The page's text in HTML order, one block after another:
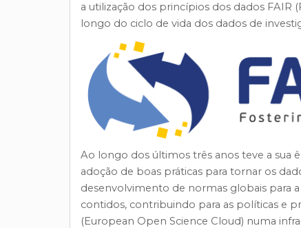
a utilização dos princípios dos dados FAIR
longo do ciclo de vida dos dados de
Ao longo dos últimos três anos teve a sua
adoção de boas práticas para tornar os
desenvolvimento de normas globais para
contidos, contribuindo para as políticas e
(European Open Science Cloud) numa